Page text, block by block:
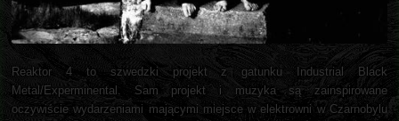
Reaktor 4 to szwedzki projekt z gatunku Industrial Black
Metal/Experminental. Sam projekt i muzyka są zainspirowane
oczywiście wydarzeniami mającymi miejsce w elektrowni w Czarnobylu